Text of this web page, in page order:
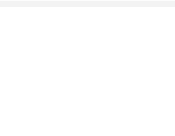
과 자연의 충돌 과정과 상호작용을
사에 관련된 모든 주제를 망라하고
론을 위한 종합교과서라 해도 전혀